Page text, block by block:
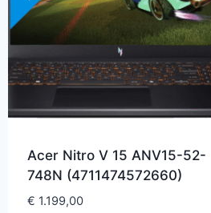
Acer Nitro V 15 ANV15-52-
748N (4711474572660)
€ 1.199,00